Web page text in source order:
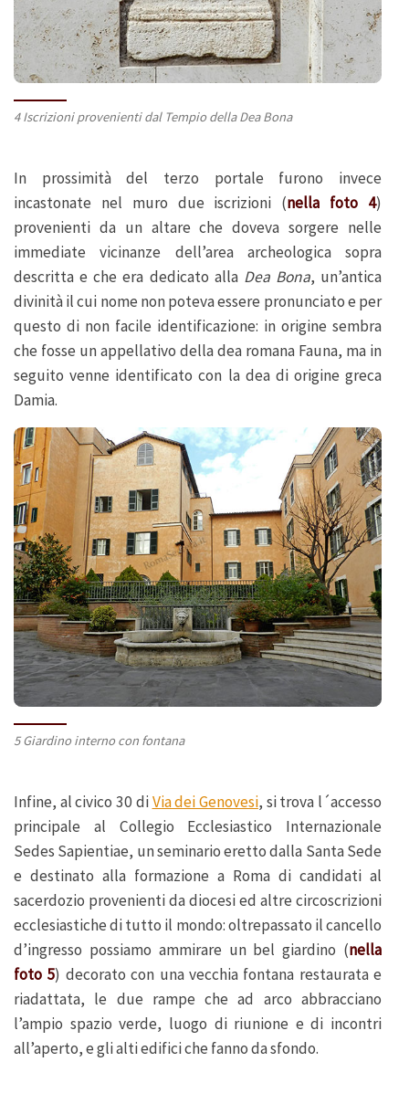
4 Iscrizioni provenienti dal Tempio della Dea Bona
In prossimità del terzo portale furono invece
incastonate nel muro due iscrizioni (nella foto 4)
provenienti da un altare che doveva sorgere nelle
immediate vicinanze dell’area archeologica sopra
descritta e che era dedicato alla Dea Bona, un’antica
divinità il cui nome non poteva essere pronunciato e per
questo di non facile identificazione: in origine sembra
che fosse un appellativo della dea romana Fauna, ma in
seguito venne identificato con la dea di origine greca
Damia.
5 Giardino interno con fontana
Infine, al civico 30 diVia dei Genovesi, si trova l´accesso
principale al Collegio Ecclesiastico Internazionale
Sedes Sapientiae, un seminario eretto dalla Santa Sede
e destinato alla formazione a Roma di candidati al
sacerdozio provenienti da diocesi ed altre circoscrizioni
ecclesiastiche di tutto il mondo: oltrepassato il cancello
d’ingresso possiamo ammirare un bel giardino (nella
foto 5) decorato con una vecchia fontana restaurata e
riadattata, le due rampe che ad arco abbracciano
l’ampio spazio verde, luogo di riunione e di incontri
all’aperto, e gli alti edifici che fanno da sfondo.